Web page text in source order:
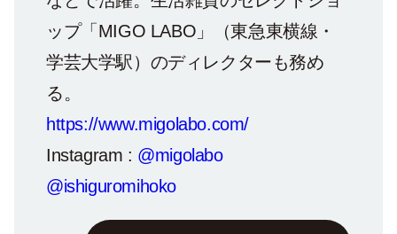
ップ「MIGO LABO」（東急東横線・
学芸大学駅）のディレクターも務め
る。
https://www.migolabo.com/
Instagram : @migolabo
@ishiguromihoko